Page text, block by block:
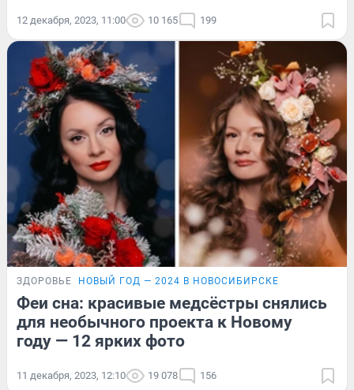
12 декабря, 2023, 11:00 10 165 199
ЗДОРОВЬЕ НОВЫЙ ГОД — 2024 В НОВОСИБИРСКЕ
Феи сна: красивые медсёстры снялись
для необычного проекта к Новому
году — 12 ярких фото
11 декабря, 2023, 12:10 19 078 156